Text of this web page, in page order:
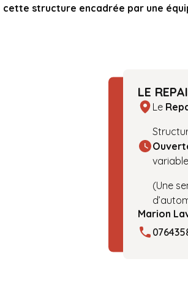
cette structure encadrée par une
LE
Le
(Une
Marion